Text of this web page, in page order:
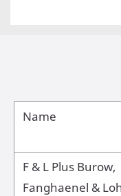
Name
F & L Plus Burow,
Fanghaenel &